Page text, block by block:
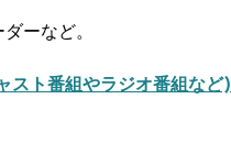
ーなど。
スト番組やラジオ番組など)